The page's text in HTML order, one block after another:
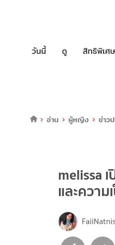
วันนี้ ดู สิทธิพิเศษ
อ่าน ผู้หญิง ข่าว
melissa
และควา